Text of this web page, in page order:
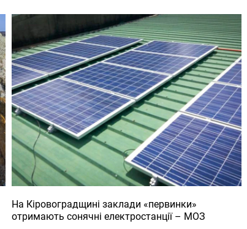
На Кіровоградщині заклади «первинки»
отримають сонячні електростанції – МОЗ